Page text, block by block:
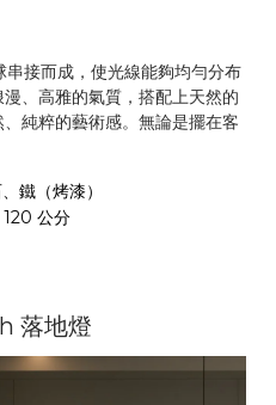
接而成，使光線能夠均勻分布
、高雅的氣質，搭配上天然的
純粹的藝術感。無論是擺在客
鐵（烤漆）
公分
落地燈